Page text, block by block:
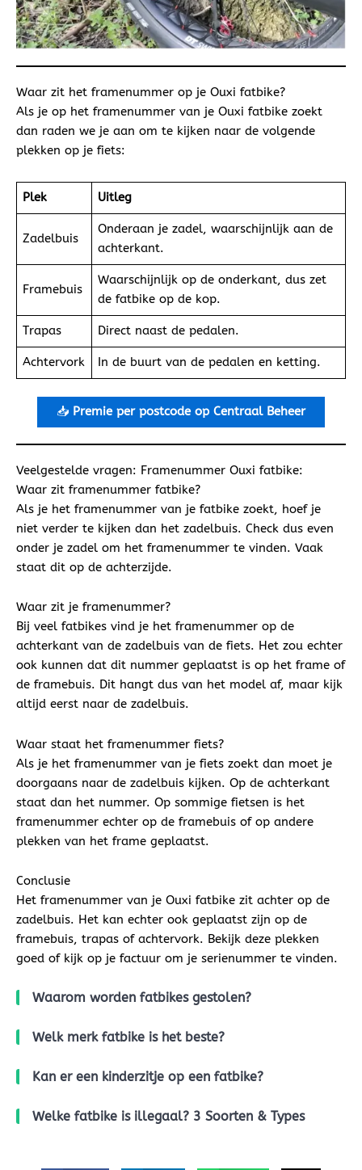
Waar zit het framenummer op je Ouxi fatbike?
Als je op het framenummer van je Ouxi fatbike zoekt
dan raden we je aan om te kijken naar de volgende
plekken op je fiets:
Plek Uitleg
Zadelbuis
Onderaan je zadel, waarschijnlijk aan de
achterkant.
Framebuis
Waarschijnlijk op de onderkant, dus zet
de fatbike op de kop.
Trapas Direct naast de pedalen.
Achtervork In de buurt van de pedalen en ketting.
📥 Premie per postcode op Centraal Beheer
Veelgestelde vragen: Framenummer Ouxi fatbike:
Waar zit framenummer fatbike?
Als je het framenummer van je fatbike zoekt, hoef je
niet verder te kijken dan het zadelbuis. Check dus even
onder je zadel om het framenummer te vinden. Vaak
staat dit op de achterzijde.
Waar zit je framenummer?
Bij veel fatbikes vind je het framenummer op de
achterkant van de zadelbuis van de fiets. Het zou echter
ook kunnen dat dit nummer geplaatst is op het frame of
de framebuis. Dit hangt dus van het model af, maar kijk
altijd eerst naar de zadelbuis.
Waar staat het framenummer fiets?
Als je het framenummer van je fiets zoekt dan moet je
doorgaans naar de zadelbuis kijken. Op de achterkant
staat dan het nummer. Op sommige fietsen is het
framenummer echter op de framebuis of op andere
plekken van het frame geplaatst.
Conclusie
Het framenummer van je Ouxi fatbike zit achter op de
zadelbuis. Het kan echter ook geplaatst zijn op de
framebuis, trapas of achtervork. Bekijk deze plekken
goed of kijk op je factuur om je serienummer te vinden.
Waarom worden fatbikes gestolen?
Welk merk fatbike is het beste?
Kan er een kinderzitje op een fatbike?
Welke fatbike is illegaal? 3 Soorten & Types